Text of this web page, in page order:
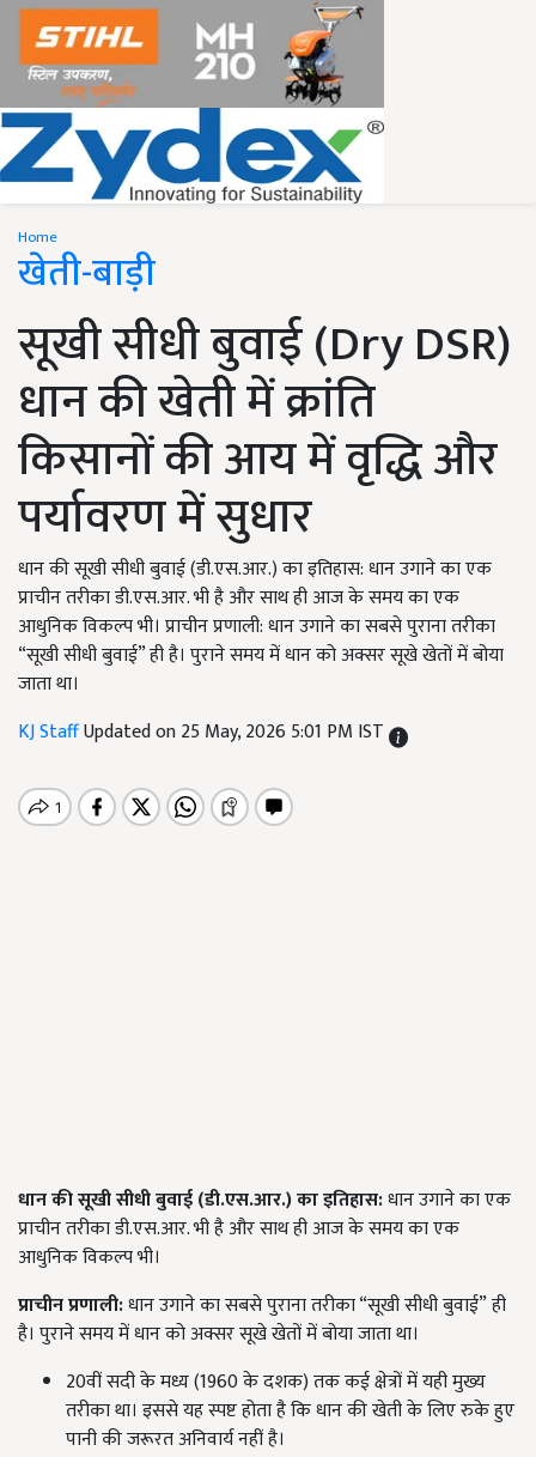
Home
खेती-बाड़ी
सूखी सीधी बुवाई (Dry DSR)
धान की खेती में क्रांति
किसानों की आय में वृद्धि और
पर्यावरण में सुधार
धान की सूखी सीधी बुवाई (डी.एस.आर.) का इतिहास: धान उगाने का एक
प्राचीन तरीका डी.एस.आर. भी है और साथ ही आज के समय का एक
आधुनिक विकल्प भी। प्राचीन प्रणाली: धान उगाने का सबसे पुराना तरीका
“सूखी सीधी बुवाई” ही है। पुराने समय में धान को अक्सर सूखे खेतों में बोया
जाता था।
KJ StaffUpdated on 25 May, 2026 5:01 PM IST
धान की सूखी सीधी बुवाई (डी.एस.आर.)का इतिहास:धान उगाने का एक
प्राचीन तरीका डी.एस.आर. भी है और साथ ही आज के समय का एक
आधुनिक विकल्प भी।
प्राचीन प्रणाली:धान उगाने का सबसे पुराना तरीका “सूखी सीधी बुवाई” ही
है। पुराने समय में धान को अक्सर सूखे खेतों में बोया जाता था।
20वीं सदी के मध्य (1960 के दशक) तक कई क्षेत्रों में यही मुख्य
तरीका था। इससे यह स्पष्ट होता है कि धान की खेती के लिए रुके हुए
पानी की जरूरत अनिवार्य नहीं है।